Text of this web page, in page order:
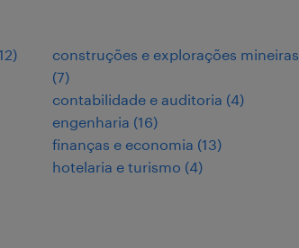
)
construções e explorações mineiras
(7)
contabilidade e auditoria (4)
engenharia (16)
finanças e economia (13)
hotelaria e turismo (4)